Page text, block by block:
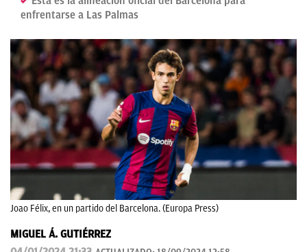
enfrentarse a Las Palmas
Joao Félix, en un partido del Barcelona. (Europa Press)
MIGUEL Á. GUTIÉRREZ